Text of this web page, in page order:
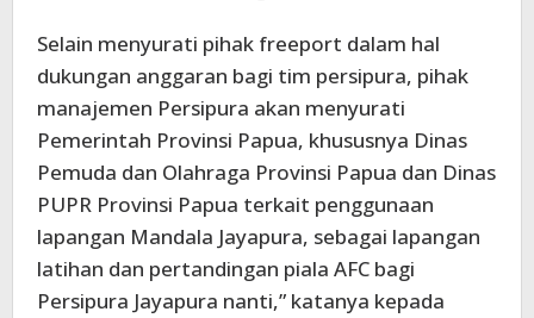
Selain menyurati pihak freeport dalam hal
dukungan anggaran bagi tim persipura, pihak
manajemen Persipura akan menyurati
Pemerintah Provinsi Papua, khususnya Dinas
Pemuda dan Olahraga Provinsi Papua dan Dinas
PUPR Provinsi Papua terkait penggunaan
lapangan Mandala Jayapura, sebagai lapangan
latihan dan pertandingan piala AFC bagi
Persipura Jayapura nanti,” katanya kepada